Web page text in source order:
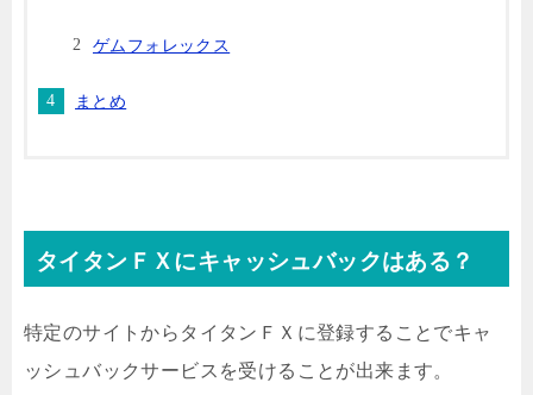
ゲムフォレックス
まとめ
タイタンＦＸにキャッシュバックはある？
特定のサイトからタイタンＦＸに登録することでキャ
ッシュバックサービスを受けることが出来ます。